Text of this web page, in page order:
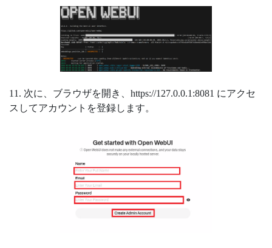
11. 次に、ブラウザを開き、https://127.0.0.1:8081 にアクセ
スしてアカウントを登録します。